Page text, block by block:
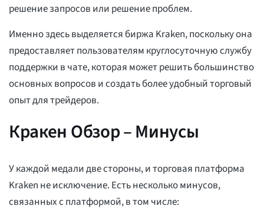
решение запросов или решение проблем.
Именно здесь выделяется биржа Kraken, поскольку она
предоставляет пользователям круглосуточную службу
поддержки в чате, которая может решить большинство
основных вопросов и создать более удобный торговый
опыт для трейдеров.
Кракен Обзор – Минусы
У каждой медали две стороны, и торговая платформа
Kraken не исключение. Есть несколько минусов,
связанных с платформой, в том числе: